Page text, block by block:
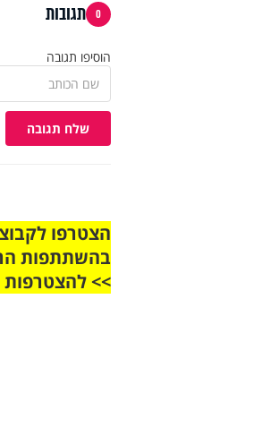
0 תגובות
הוסיפו תגובה
שלח תגובה
בהשתתפות
>> להצטרפות